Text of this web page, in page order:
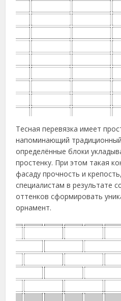
Тесная перевязка имеет
напоминающий
определённые блоки
простенку. При этом такая
фасаду прочность и
специалистам в результате
оттенков сформировать
орнамент.